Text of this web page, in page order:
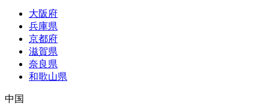
大阪府
兵庫県
京都府
滋賀県
奈良県
和歌山県
中国